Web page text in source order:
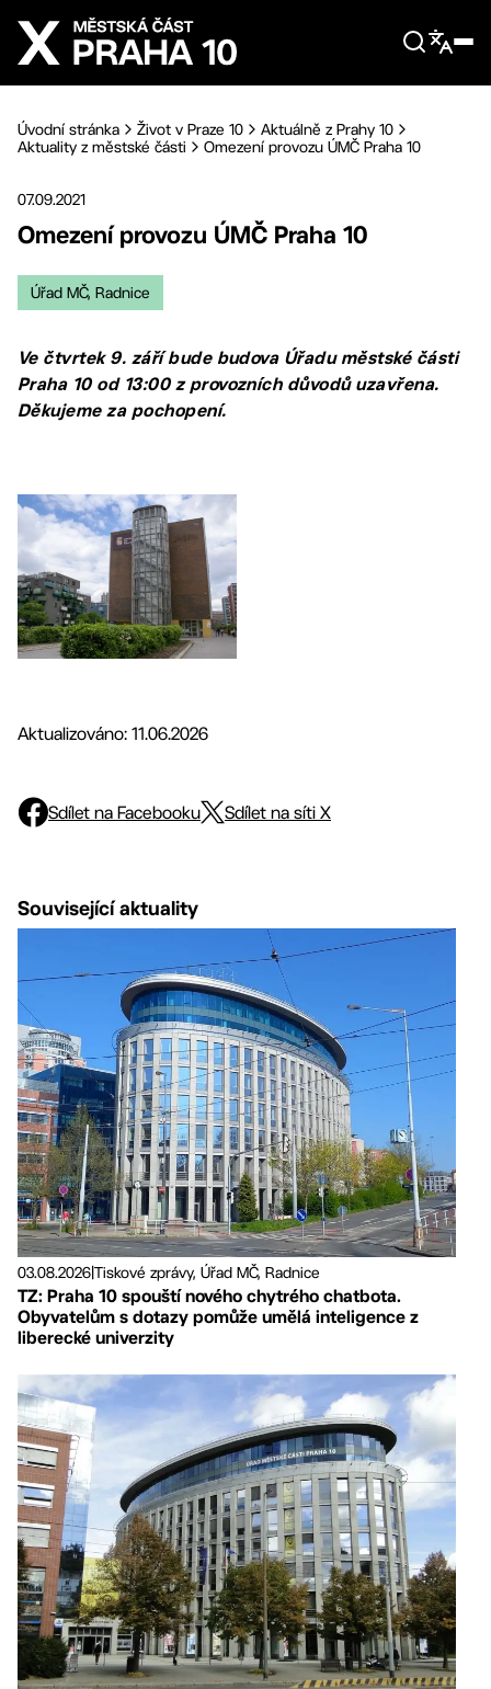
Přejít na hlavní obsah
Úvodní stránka Život v Praze 10
Aktuálně z Prahy 10
Aktuality z městské části
Omezení provozu ÚMČ Praha 10
07.09.2021
Omezení provozu ÚMČ Praha 10
Úřad MČ, Radnice
Ve čtvrtek 9. září bude budova Úřadu městské části
Praha 10 od 13:00 z provozních důvodů uzavřena.
Děkujeme za pochopení.
Aktualizováno: 11.06.2026
Sdílet na Facebooku Sdílet na síti X
Související aktuality
03.08.2026Tiskové zprávy, Úřad MČ, Radnice
TZ: Praha 10 spouští nového chytrého chatbota.
Obyvatelům s dotazy pomůže umělá inteligence z
liberecké univerzity